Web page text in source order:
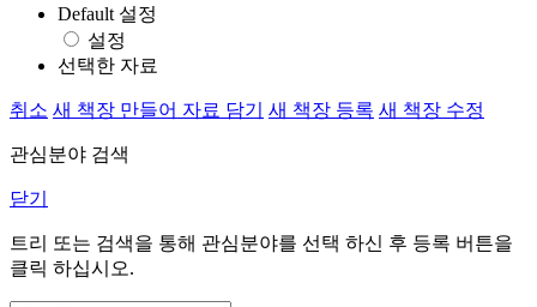
Default 설정
설정
선택한 자료
취소 새 책장 만들어 자료 담기 새 책장 등록 새 책장 수정
관심분야 검색
닫기
트리 또는 검색을 통해 관심분야를 선택 하신 후 등록 버튼을
클릭 하십시오.